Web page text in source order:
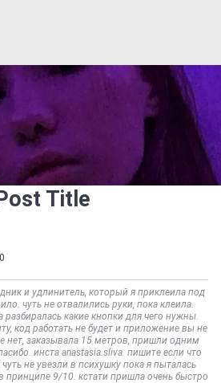
Title
и удлинитель, который я приклеила под
чуть не отвалились руки, пока клеила.
какие кнопки для чего нужны.
код работать не будет и приложение вы не
нет, заказывала 15 метров, пришли одним
инста anastasia.sliva. пишите если что
не увезли в психушку пока я пыталась
принципе 9/10. кстати пришла очень быстро